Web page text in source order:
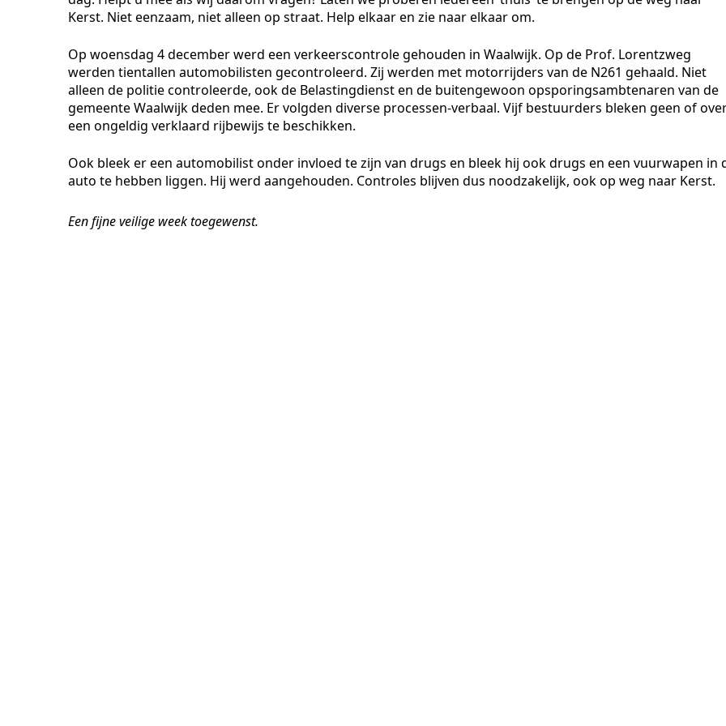
Kerst. Niet eenzaam, niet alleen op straat. Help elkaar en zie naar elkaar om.
Op woensdag 4 december werd een verkeerscontrole gehouden in Waalwijk. Op de Prof. Lorentzweg
werden tientallen automobilisten gecontroleerd. Zij werden met motorrijders van de N261 gehaald. Niet
alleen de politie controleerde, ook de Belastingdienst en de buitengewoon opsporingsambtenaren van de
gemeente Waalwijk deden mee. Er volgden diverse processen-verbaal. Vijf bestuurders bleken geen of
een ongeldig verklaard rijbewijs te beschikken.
Ook bleek er een automobilist onder invloed te zijn van drugs en bleek hij ook drugs en een vuurwapen in
auto te hebben liggen. Hij werd aangehouden. Controles blijven dus noodzakelijk, ook op weg naar Kerst.
Een fijne veilige week toegewenst.